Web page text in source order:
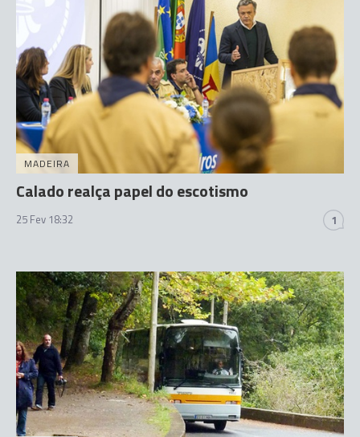
MADEIRA
Calado realça papel do escotismo
25 Fev 18:32 1